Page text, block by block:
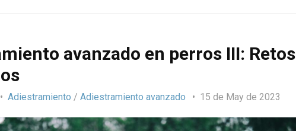
avanzado en perros III: Retos
Adiestramiento / Adiestramiento avanzado 15 de May de 2023